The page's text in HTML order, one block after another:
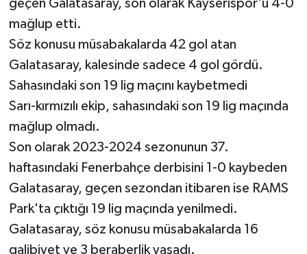
geçen Galatasaray, son olarak Kayserispor'u 4-0
mağlup etti.
Söz konusu müsabakalarda 42 gol atan
Galatasaray, kalesinde sadece 4 gol gördü.
Sahasındaki son 19 lig maçını kaybetmedi
Sarı-kırmızılı ekip, sahasındaki son 19 lig maçında
mağlup olmadı.
Son olarak 2023-2024 sezonunun 37.
haftasındaki Fenerbahçe derbisini 1-0 kaybeden
Galatasaray, geçen sezondan itibaren ise RAMS
Park'ta çıktığı 19 lig maçında yenilmedi.
Galatasaray, söz konusu müsabakalarda 16
galibiyet ve 3 beraberlik yaşadı.